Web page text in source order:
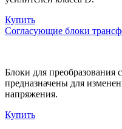
Купить
Согласующие блоки
Блоки для
предназначены для
напряжения.
Купить